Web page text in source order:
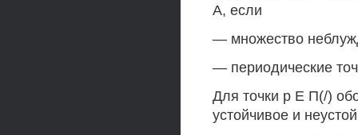
А, если
— множество
— периодические
Для точки р Е П(/)
устойчивое и